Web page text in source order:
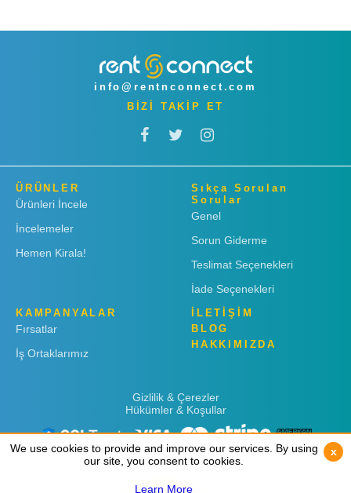
info@rentnconnect.com
BİZİ TAKİP ET
ÜRÜNLER
Ürünleri İncele
İncelemeler
Hemen Kirala!
Sıkça Sorulan
Sorular
Genel
Sorun Giderme
Teslimat Seçenekleri
İade Seçenekleri
KAMPANYALAR
Fırsatlar
İş Ortaklarımız
İLETİŞİM
BLOG
HAKKIMIZDA
Gizlilik & Çerezler
Hükümler & Koşullar
We use cookies to provide and improve our services. By using
our site, you consent to cookies.
Learn More
x
We use cookies to provide and improve our services. By using
our site, you consent to cookies.
Learn More
x